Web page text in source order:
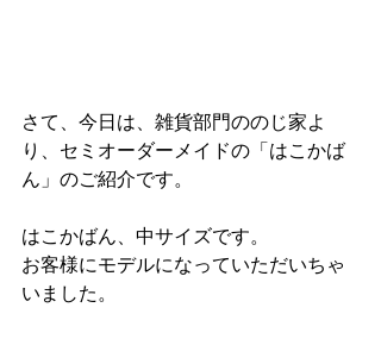
さて、今日は、雑貨部門ののじ家よ
り、セミオーダーメイドの「はこかば
ん」のご紹介です。
はこかばん、中サイズです。
お客様にモデルになっていただいちゃ
いました。